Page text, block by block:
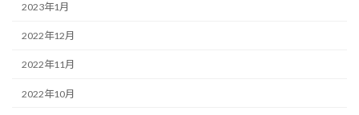
2023年1月
2022年12月
2022年11月
2022年10月